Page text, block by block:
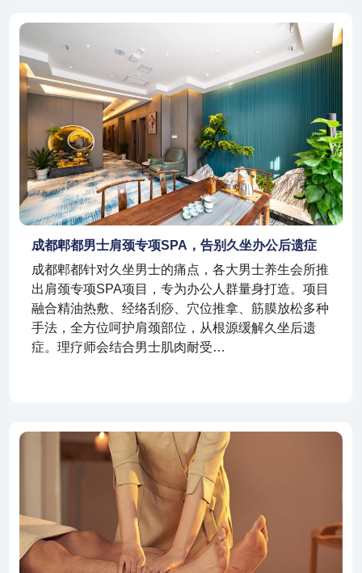
成都郫都男士肩颈专项SPA，告别久坐办公后遗症
成都郫都针对久坐男士的痛点，各大男士养生会所推
出肩颈专项SPA项目，专为办公人群量身打造。项目
融合精油热敷、经络刮痧、穴位推拿、筋膜放松多种
手法，全方位呵护肩颈部位，从根源缓解久坐后遗
症。理疗师会结合男士肌肉耐受…